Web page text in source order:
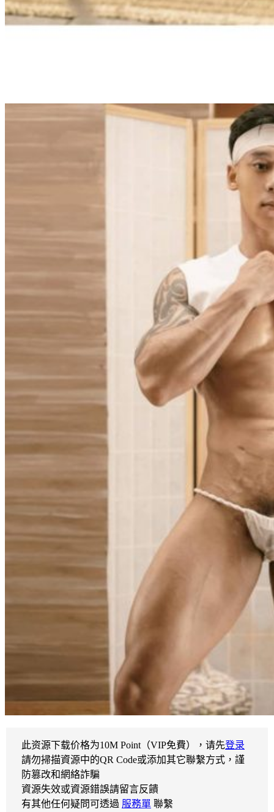
此资源下载价格为10M Point（VIP免費），请先登录
請勿掃描資源中的QR Code或添加其它聯繫方式，謹
防篡改和網絡詐騙
資源失效或資源錯誤請留言反饋
有其他任何疑問可透過 服務單 聯繫